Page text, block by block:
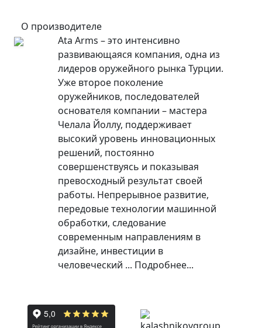
О производителе
Ata Arms – это интенсивно
развивающаяся компания, одна из
лидеров оружейного рынка Турции.
Уже второе поколение
оружейников, последователей
основателя компании – мастера
Челала Йоллу, поддерживает
высокий уровень инновационных
решений, постоянно
совершенствуясь и показывая
превосходный результат своей
работы. Непрерывное развитие,
передовые технологии машинной
обработки, следование
современным направлениям в
дизайне, инвестиции в
человеческий ... Подробнее...